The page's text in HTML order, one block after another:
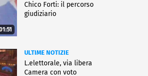
Chico Forti: il percorso
giudiziario
ULTIME NOTIZIE
L.elettorale, via libera
Camera con voto